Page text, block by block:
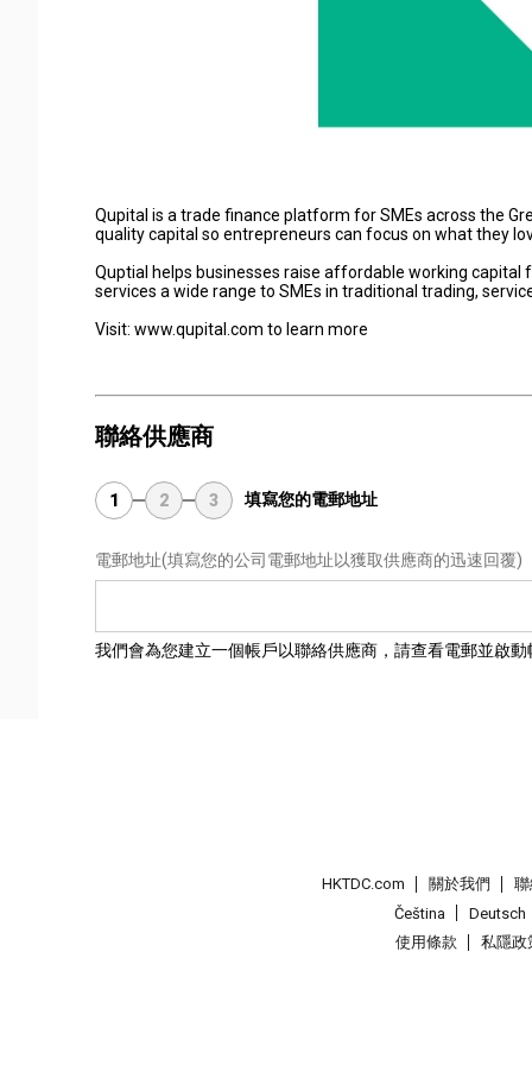
Qupital is a trade finance platform for SMEs across the
quality capital so entrepreneurs can focus on what they
Quptial helps businesses raise affordable working
services a wide range to SMEs in traditional trading,
Visit: www.qupital.com to learn more
聯絡供應商
1 2 3 填寫您的電郵地址
電郵地址(填寫您的公司電郵地址以獲取供應商的迅速回覆)
我們會為您建立一個帳戶以聯絡供應商，請查看電郵並啟動
HKTDC.com 關於我們
Čeština
Deutsch
使用條款
私隱政